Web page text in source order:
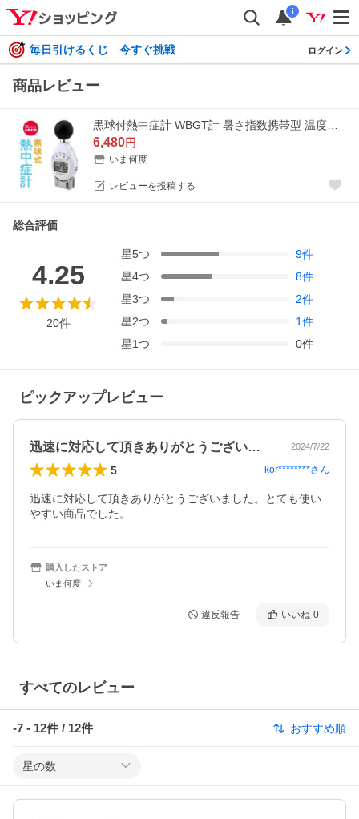
i
毎日引けるくじ 今すぐ挑戦 ログイン
商品レビュー
6,480円
いま何度
レビューを投稿する
総合評価
4.25
20件
星5つ 9件
星4つ 8件
星3つ 2件
星2つ 1件
星1つ 0件
ピックアップレビュー
迅速に対応して頂きありがとうございまし… 2024/7/22
5 kor********さん
迅速に対応して頂きありがとうございました。とても使い
やすい商品でした。
購入したストア
いま何度
違反報告 いいね 0
すべてのレビュー
-7 - 12件 / 12件 おすすめ順
星の数